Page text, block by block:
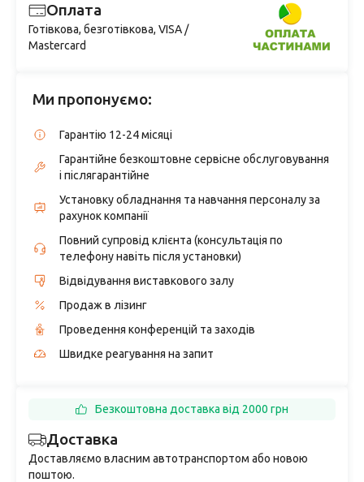
Оплата
Готівкова, безготівкова, VISA /
Mastercard
Ми пропонуємо:
Гарантію 12-24 місяці
Гарантійне безкоштовне сервісне обслуговування
і післягарантійне
Установку обладнання та навчання персоналу за
рахунок компанії
Повний супровід клієнта (консультація по
телефону навіть після установки)
Відвідування виставкового залу
Продаж в лізинг
Проведення конференцій та заходів
Швидке реагування на запит
Доставка
Доставляємо власним автотранспортом або новою
поштою.
Безкоштовна доставка від 2000 грн